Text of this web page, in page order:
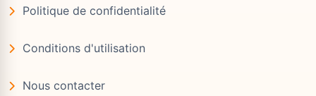
Politique de confidentialité
Conditions d'utilisation
Nous contacter